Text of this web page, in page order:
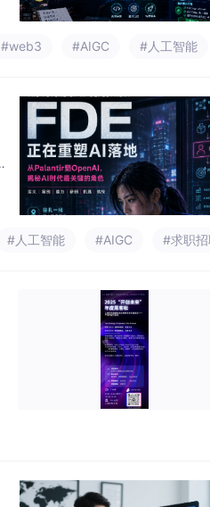
#web3 #AIGC #人工智能
#人工智能 #AIGC #求职